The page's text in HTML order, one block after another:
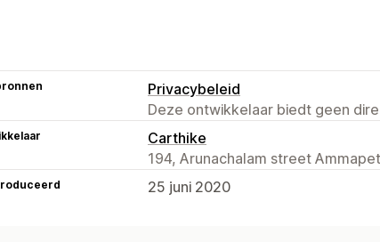
Privacybeleid
Deze ontwikkelaar biedt geen
Carthike
194, Arunachalam street
25 juni 2020